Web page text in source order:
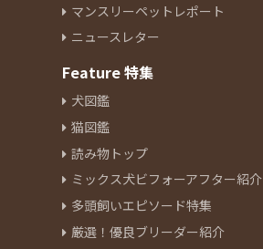
マンスリーペットレポート
ニュースレター
Feature 特集
犬図鑑
猫図鑑
読み物トップ
ミックス犬ビフォーアフター紹介
多頭飼いエピソード特集
厳選！優良ブリーダー紹介